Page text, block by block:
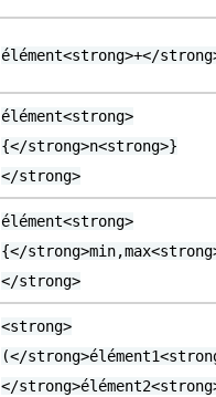
élément<strong>+</
élément<strong>
{</strong>n<strong>}
</strong>
élément<strong>
{</
</strong>
<strong>
(</
</